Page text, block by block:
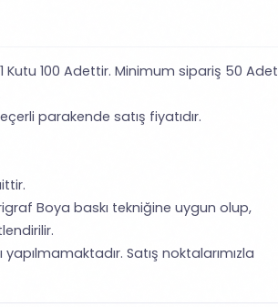
Kutu 100 Adettir. Minimum sipariş 50 Adet
parakende satış fiyatıdır.
Boya baskı tekniğine uygun olup,
Satış noktalarımızla